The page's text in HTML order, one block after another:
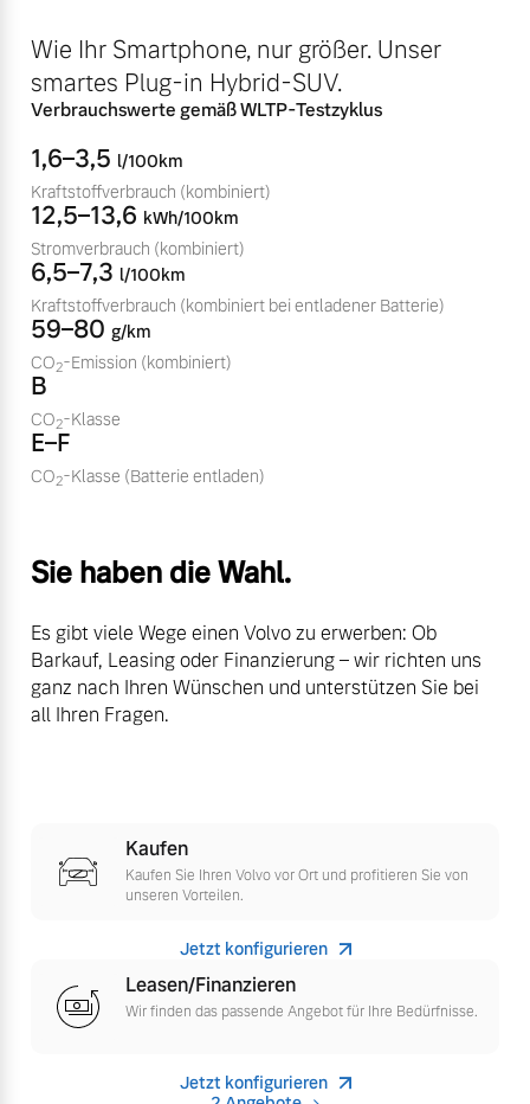
Fahrzeug konfigurieren
Sofort verfügbare Fahrzeuge
Volvo Selekt
Mehr erfahren
Editionsmodelle
Mehr erfahren
Sommer Kompletträder.
Bitte sprechen Sie uns
direkt an.
Entdecken Sie unsere
Mehr erfahren
Versicherung
Wie Ihr Smartphone, nur größer. Unser
smartes Plug-in Hybrid-SUV.
Verbrauchswerte gemäß WLTP-Testzyklus
1,6–3,5 l/100km
Kraftstoffverbrauch (kombiniert)
12,5–13,6 kWh/100km
Stromverbrauch (kombiniert)
6,5–7,3 l/100km
Kraftstoffverbrauch (kombiniert bei entladener Batterie)
59–80 g/km
CO2-Emission (kombiniert)
B
CO2-Klasse
E–F
CO2-Klasse (Batterie entladen)
Sie haben die Wahl.
Es gibt viele Wege einen Volvo zu erwerben: Ob
Barkauf, Leasing oder Finanzierung – wir richten uns
ganz nach Ihren Wünschen und unterstützen Sie bei
all Ihren Fragen.
Kaufen
Kaufen Sie Ihren Volvo vor Ort und profitieren Sie von
unseren Vorteilen.
Jetzt konfigurieren
Leasen/Finanzieren
Wir finden das passende Angebot für Ihre Bedürfnisse.
Jetzt konfigurieren